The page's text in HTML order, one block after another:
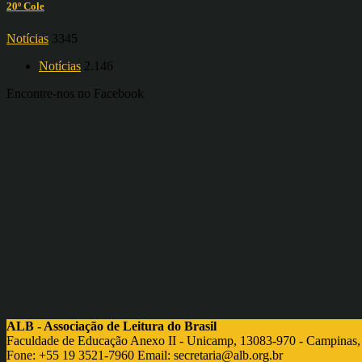
20º Cole
Notícias 3345
Notícias 2.146
Encontre-nos no Facebook
ALB - Associação de Leitura do Brasil
Faculdade de Educação Anexo II - Unicamp, 13083-970 - Campinas,
Fone: +55 19 3521-7960 Email: secretaria@alb.org.br